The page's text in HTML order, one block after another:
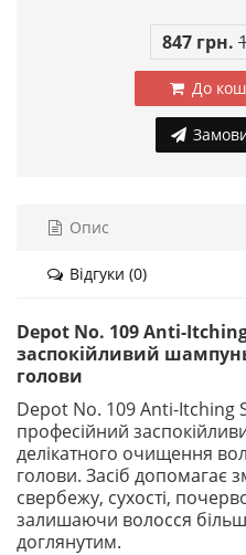
847 грн.
До
Опис
Відгуки (0)
Depot No. 109 Anti-
заспокійливий
голови
Depot No. 109 Anti-
професійний
делікатного очищення
голови. Засіб допомагає
свербежу, сухості,
залишаючи волосся більш
доглянутим.